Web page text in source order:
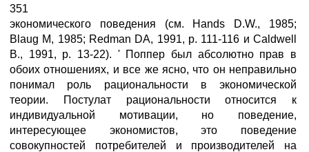
351
экономического поведения (см. Hands D.W., 1985;
Blaug M, 1985; Redman DA, 1991, p. 111-116 и Caldwell
В., 1991, p. 13-22). ' Поппер был абсолютно прав в
обоих отношениях, и все же ясно, что он неправильно
понимал роль рациональности в экономической
теории. Постулат рациональности относится к
индивидуальной мотивации, но поведение,
интересующее экономистов, это поведение
совокупностей потребителей и производителей на